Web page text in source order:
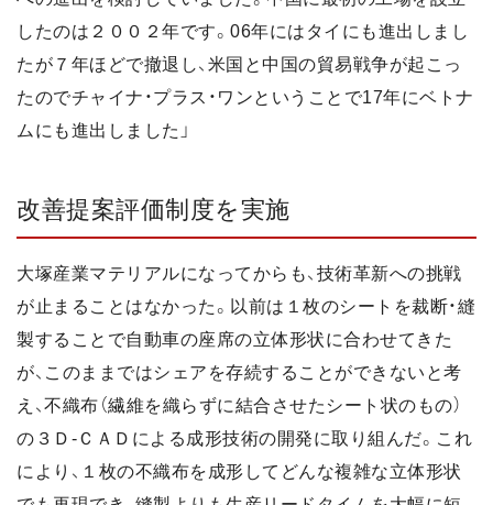
したのは２００２年です。06年にはタイにも進出しまし
たが７年ほどで撤退し、米国と中国の貿易戦争が起こっ
たのでチャイナ・プラス・ワンということで17年にベトナ
ムにも進出しました」
改善提案評価制度を実施
大塚産業マテリアルになってからも、技術革新への挑戦
が止まることはなかった。以前は１枚のシートを裁断・縫
製することで自動車の座席の立体形状に合わせてきた
が、このままではシェアを存続することができないと考
え、不織布（繊維を織らずに結合させたシート状のもの）
の３Ｄ-ＣＡＤによる成形技術の開発に取り組んだ。これ
により、１枚の不織布を成形してどんな複雑な立体形状